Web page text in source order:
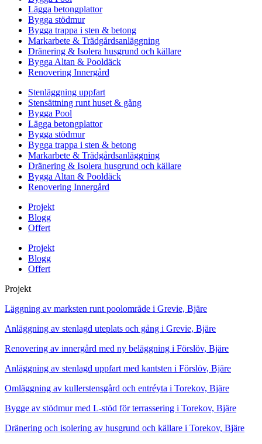
Lägga betongplattor
Bygga stödmur
Bygga trappa i sten & betong
Markarbete & Trädgårdsanläggning
Dränering & Isolera husgrund och källare
Bygga Altan & Pooldäck
Renovering Innergård
Stenläggning uppfart
Stensättning runt huset & gång
Bygga Pool
Lägga betongplattor
Bygga stödmur
Bygga trappa i sten & betong
Markarbete & Trädgårdsanläggning
Dränering & Isolera husgrund och källare
Bygga Altan & Pooldäck
Renovering Innergård
Projekt
Blogg
Offert
Projekt
Blogg
Offert
Projekt
Läggning av marksten runt poolområde i Grevie, Bjäre
Anläggning av stenlagd uteplats och gång i Grevie, Bjäre
Renovering av innergård med ny beläggning i Förslöv, Bjäre
Anläggning av stenlagd uppfart med kantsten i Förslöv, Bjäre
Omläggning av kullerstensgård och entréyta i Torekov, Bjäre
Bygge av stödmur med L-stöd för terrassering i Torekov, Bjäre
Dränering och isolering av husgrund och källare i Torekov, Bjäre